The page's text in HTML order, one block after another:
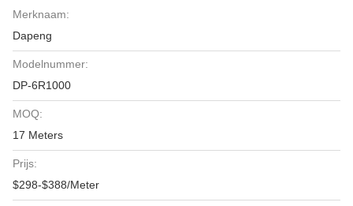
Merknaam:
Dapeng
Modelnummer:
DP-6R1000
MOQ:
17 Meters
Prijs:
$298-$388/Meter